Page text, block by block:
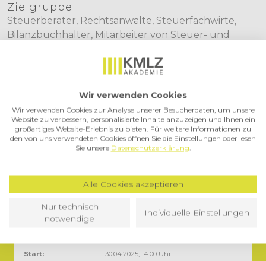
Zielgruppe
Steuerberater, Rechtsanwälte, Steuerfachwirte,
Bilanzbuchhalter, Mitarbeiter von Steuer- und
Infos
Typ:
Einzelseminar
90 min
Preis:
129,00 €
zzgl. MwSt:19 %
Start:
30.04.2025, 14:00 Uhr
Wir verwenden Cookies
Wir verwenden Cookies zur Analyse unserer Besucherdaten, um unsere
Website zu verbessern, personalisierte Inhalte anzuzeigen und Ihnen ein
großartiges Website-Erlebnis zu bieten. Für weitere Informationen zu
den von uns verwendeten Cookies öffnen Sie die Einstellungen oder lesen
Sie unsere Datenschutzerklärung.
Alle Cookies akzeptieren
Nur technisch
notwendige
Individuelle Einstellungen